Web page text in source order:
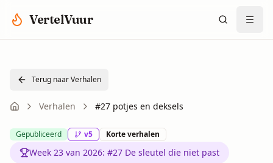
VertelVuur
Terug naar Verhalen
Verhalen #27 potjes en deksels
Gepubliceerd v5 Korte verhalen
Week 23 van 2026: #27 De sleutel die niet past